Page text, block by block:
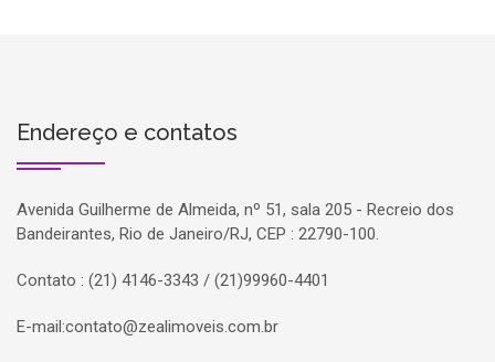
Endereço e contatos
Avenida Guilherme de Almeida, nº 51, sala 205 - Recreio dos
Bandeirantes, Rio de Janeiro/RJ, CEP : 22790-100.
Contato : (21) 4146-3343 / (21)99960-4401
E-mail:contato@zealimoveis.com.br